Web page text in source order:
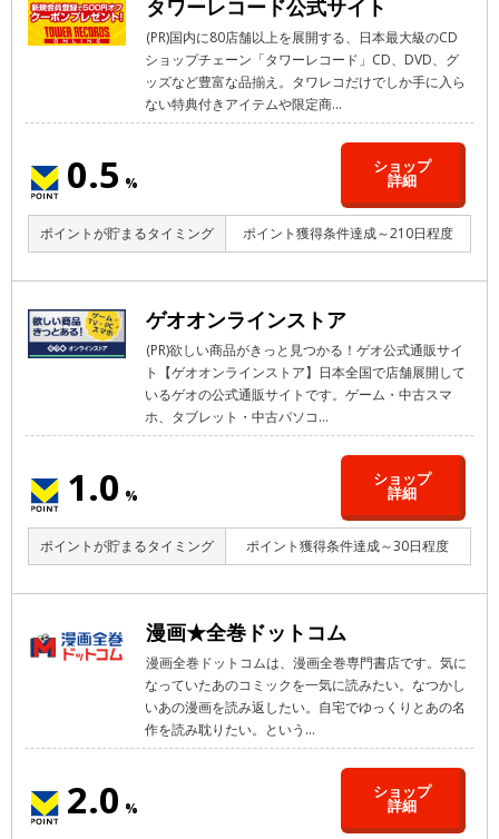
タワーレコード公式サイト
(PR)国内に80店舗以上を展開する、日本最大級のCD
ショップチェーン「タワーレコード」CD、DVD、グ
ッズなど豊富な品揃え。タワレコだけでしか手に入ら
ない特典付きアイテムや限定商...
0.5 %
ショップ
詳細
ポイントが貯まるタイミング ポイント獲得条件達成～210日程度
ゲオオンラインストア
(PR)欲しい商品がきっと見つかる！ゲオ公式通販サイ
ト【ゲオオンラインストア】日本全国で店舗展開して
いるゲオの公式通販サイトです。ゲーム・中古スマ
ホ、タブレット・中古パソコ...
1.0 %
ショップ
詳細
ポイントが貯まるタイミング ポイント獲得条件達成～30日程度
漫画★全巻ドットコム
漫画全巻ドットコムは、漫画全巻専門書店です。気に
なっていたあのコミックを一気に読みたい。なつかし
いあの漫画を読み返したい。自宅でゆっくりとあの名
作を読み耽りたい。という...
2.0 %
ショップ
詳細